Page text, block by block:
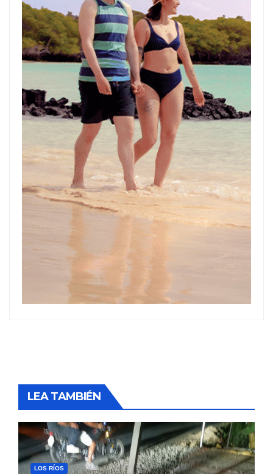
LEA TAMBIÉN
LOS RÍOS